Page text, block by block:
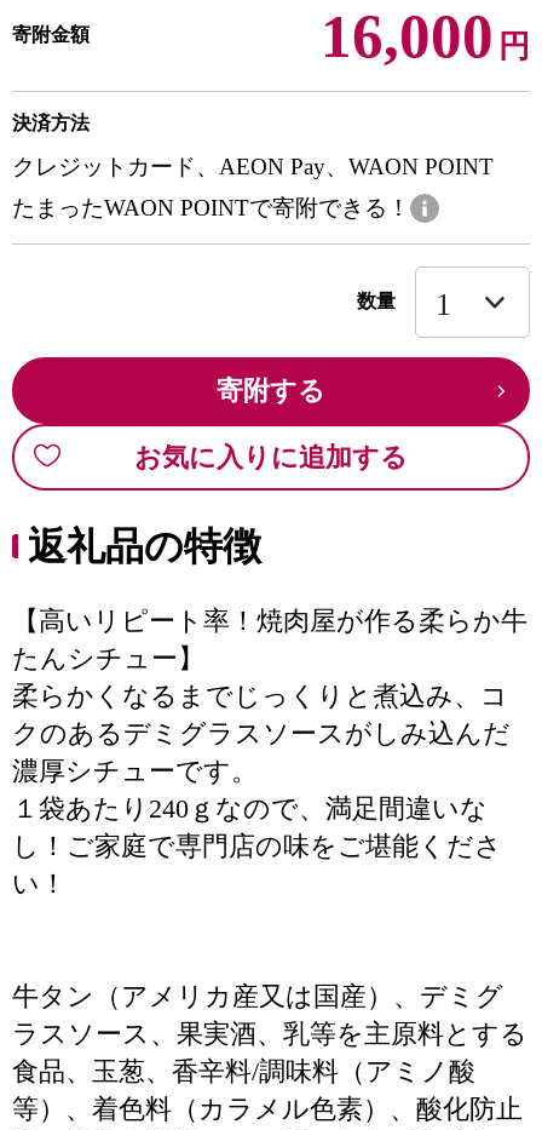
寄附金額 16,000 円
決済方法
クレジットカード、AEON Pay、WAON POINT
たまったWAON POINTで寄附できる！
数量
寄附する
お気に入りに追加する
返礼品の特徴
【高いリピート率！焼肉屋が作る柔らか牛
たんシチュー】
柔らかくなるまでじっくりと煮込み、コ
クのあるデミグラスソースがしみ込んだ
濃厚シチューです。
１袋あたり240ｇなので、満足間違いな
し！ご家庭で専門店の味をご堪能くださ
い！
牛タン（アメリカ産又は国産）、デミグ
ラスソース、果実酒、乳等を主原料とする
食品、玉葱、香辛料/調味料（アミノ酸
等）、着色料（カラメル色素）、酸化防止